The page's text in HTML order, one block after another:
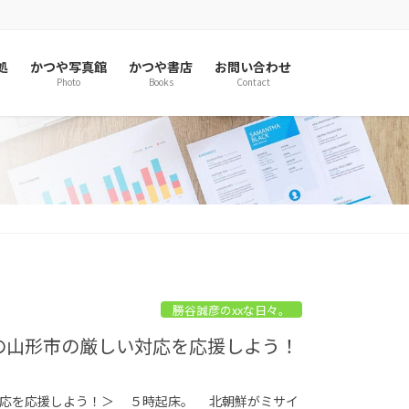
かつや写真館
Photo
かつや書店
Books
お問い合わせ
Contact
勝谷誠彦のxxな日々。
形市の厳しい対応を応援しよう！
応を応援しよう！＞ ５時起床。 北朝鮮がミサイ